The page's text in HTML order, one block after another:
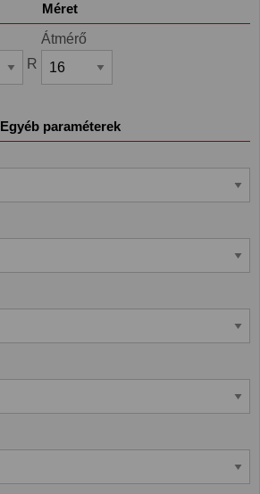
Méret
R
Átmérő
Egyéb paraméterek